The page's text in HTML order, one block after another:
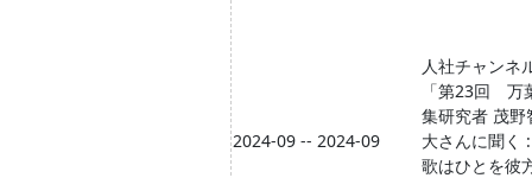
2024-09 -- 2024-09
人社チャンネ
「第23回 万
集研究者 茂野
大さんに聞く :
歌はひとを彼